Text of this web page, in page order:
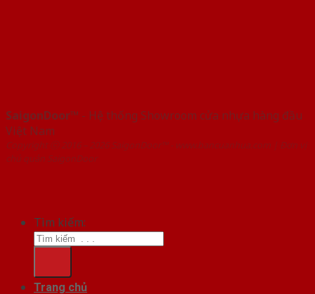
SaigonDoor™ - Hệ thống Showroom cửa nhựa hàng đầu
Việt Nam
Copyright ⓒ 2016 – 2026 SaigonDoor™ - www.bancuanhua.com | Đơn vị
chủ quản SaigonDoor
Tìm kiếm:
Trang chủ